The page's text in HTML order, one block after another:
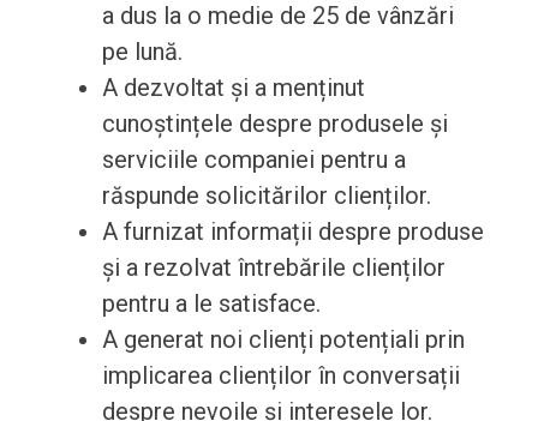
a dus la o medie de 25 de vânzări
pe lună.
A dezvoltat și a menținut
cunoștințele despre produsele și
serviciile companiei pentru a
răspunde solicitărilor clienților.
A furnizat informații despre produse
și a rezolvat întrebările clienților
pentru a le satisface.
A generat noi clienți potențiali prin
implicarea clienților în conversații
despre nevoile și interesele lor.